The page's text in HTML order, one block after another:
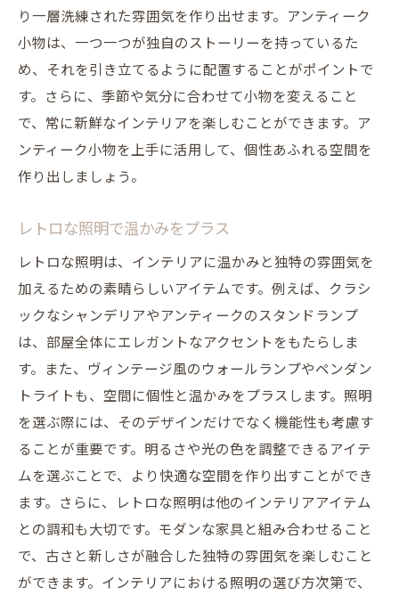
り一層洗練された雰囲気を作り出せます。アンティーク
小物は、一つ一つが独自のストーリーを持っているた
め、それを引き立てるように配置することがポイントで
す。さらに、季節や気分に合わせて小物を変えること
で、常に新鮮なインテリアを楽しむことができます。ア
ンティーク小物を上手に活用して、個性あふれる空間を
作り出しましょう。
レトロな照明で温かみをプラス
レトロな照明は、インテリアに温かみと独特の雰囲気を
加えるための素晴らしいアイテムです。例えば、クラシ
ックなシャンデリアやアンティークのスタンドランプ
は、部屋全体にエレガントなアクセントをもたらしま
す。また、ヴィンテージ風のウォールランプやペンダン
トライトも、空間に個性と温かみをプラスします。照明
を選ぶ際には、そのデザインだけでなく機能性も考慮す
ることが重要です。明るさや光の色を調整できるアイテ
ムを選ぶことで、より快適な空間を作り出すことができ
ます。さらに、レトロな照明は他のインテリアアイテム
との調和も大切です。モダンな家具と組み合わせること
で、古さと新しさが融合した独特の雰囲気を楽しむこと
ができます。インテリアにおける照明の選び方次第で、